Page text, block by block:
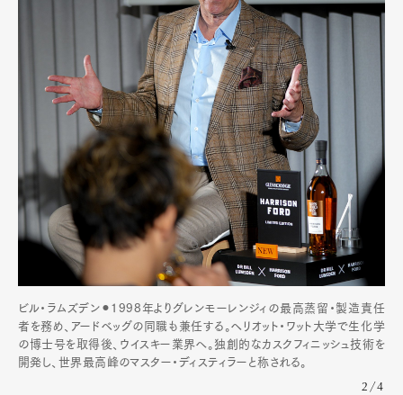
Art&DesignWatchFashion
GourmetCars
ProductCultureLifestyle
Pen Membership
Magazine
Official Columnist
About
Contact
Pen Meet
Pen international Pen tw
ビル・ラムズデン⚫︎1998年よりグレンモーレンジィの最高蒸留・製造責任
者を務め、アードベッグの同職も兼任する。ヘリオット・ワット大学で生化学
の博士号を取得後、ウイスキー業界へ。独創的なカスクフィニッシュ技術を
開発し、世界最高峰のマスター・ディスティラーと称される。
2/4